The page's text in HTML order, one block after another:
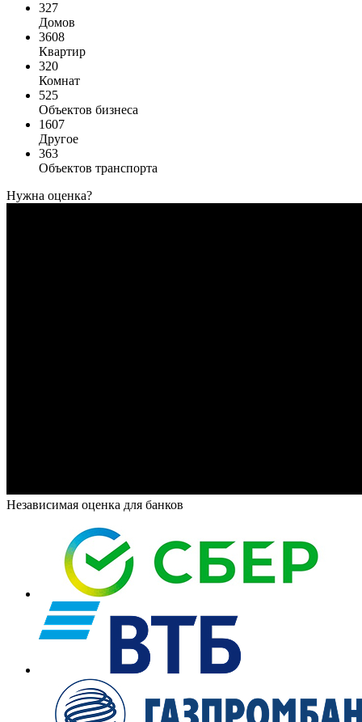
327
Домов
3608
Квартир
320
Комнат
525
Объектов бизнеса
1607
Другое
363
Объектов транспорта
Нужна оценка?
Независимая оценка для банков